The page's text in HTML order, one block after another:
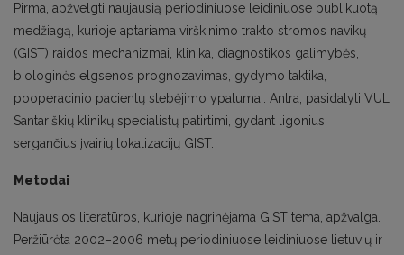
Pirma, apžvelgti naujausią periodiniuose leidiniuose publikuotą
medžiagą, kurioje aptariama virškinimo trakto stromos navikų
(GIST) raidos mechanizmai, klinika, diagnostikos galimybės,
biologinės elgsenos prognozavimas, gydymo taktika,
pooperacinio pacientų stebėjimo ypatumai. Antra, pasidalyti VUL
Santariškių klinikų specialistų patirtimi, gydant ligonius,
sergančius įvairių lokalizacijų GIST.
Metodai
Naujausios literatūros, kurioje nagrinėjama GIST tema, apžvalga.
Peržiūrėta 2002–2006 metų periodiniuose leidiniuose lietuvių ir